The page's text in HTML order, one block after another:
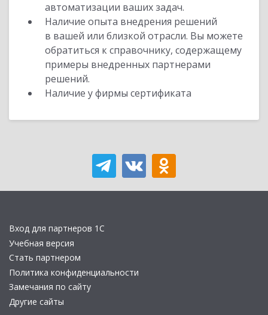
автоматизации ваших задач.
Наличие опыта внедрения решений
в вашей или близкой отрасли. Вы можете
обратиться к справочнику, содержащему
примеры внедренных партнерами
решений.
Наличие у фирмы сертификата
Вход для партнеров 1С
Учебная версия
Стать партнером
Политика конфиденциальности
Замечания по сайту
Другие сайты